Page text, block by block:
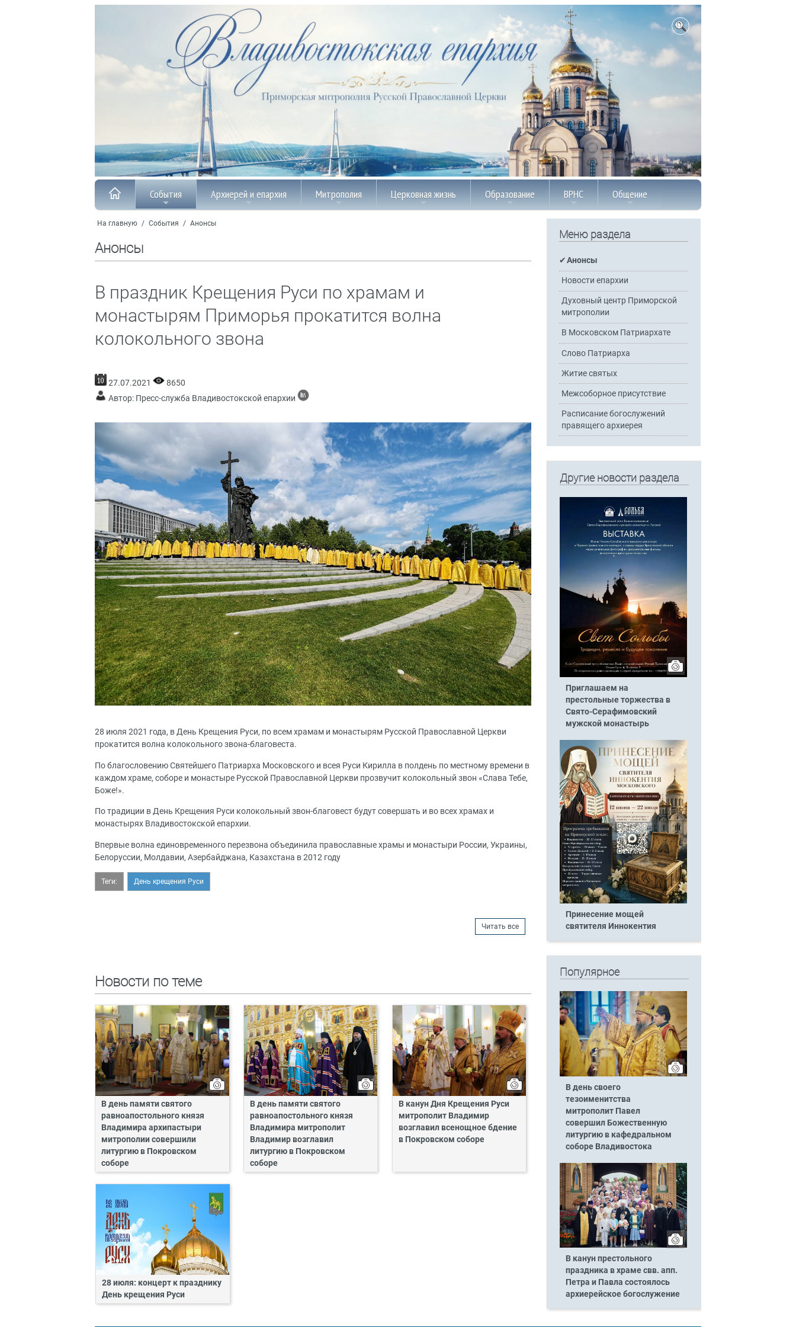
События Архиерей и епархия Митрополия Церковная жизнь Образование ВРНС Общение
На главную / События / Анонсы
Анонсы
В праздник Крещения Руси по храмам и
монастырям Приморья прокатится волна
колокольного звона
27.07.2021
8650
Автор: Пресс-служба Владивостокской епархии
28 июля 2021 года, в День Крещения Руси, по всем храмам и монастырям Русской Православной Церкви
прокатится волна колокольного звона-благовеста.
По благословению Святейшего Патриарха Московского и всея Руси Кирилла в полдень по местному времени в
каждом храме, соборе и монастыре Русской Православной Церкви прозвучит колокольный звон «Слава Тебе,
Боже!».
По традиции в День Крещения Руси колокольный звон-благовест будут совершать и во всех храмах и
монастырях Владивостокской епархии.
Впервые волна единовременного перезвона объединила православные храмы и монастыри России, Украины,
Белоруссии, Молдавии, Азербайджана, Казахстана в 2012 году
Теги: День крещения Руси
Читать все
Новости по теме
В день памяти святого
равноапостольного князя
Владимира архипастыри
митрополии совершили
литургию в Покровском
соборе
В день памяти святого
равноапостольного князя
Владимира митрополит
Владимир возглавил
литургию в Покровском
соборе
В канун Дня Крещения Руси
митрополит Владимир
возглавил всенощное бдение
в Покровском соборе
28 июля: концерт к празднику
День крещения Руси
Меню раздела
Анонсы
Новости епархии
Духовный центр Приморской
митрополии
В Московском Патриархате
Слово Патриарха
Житие святых
Межсоборное присутствие
Расписание богослужений
правящего архиерея
Другие новости раздела
Приглашаем на
престольные торжества в
Свято-Серафимовский
мужской монастырь
Принесение мощей
святителя Иннокентия
Популярное
В день своего
тезоименитства
митрополит Павел
совершил Божественную
литургию в кафедральном
соборе Владивостока
В канун престольного
праздника в храме свв. апп.
Петра и Павла состоялось
архиерейское богослужение